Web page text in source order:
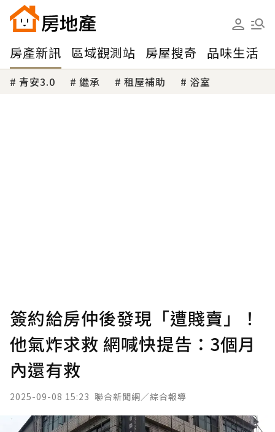
房產新訊 區域觀測站 房屋搜奇 品味生活
青安3.0 繼承 租屋補助 浴室
簽約給房仲後發現「遭賤賣」！
他氣炸求救 網喊快提告：3個月
內還有救
2025-09-08 15:23 聯合新聞網／綜合報導